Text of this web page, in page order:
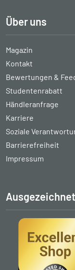
Über uns
Magazin
Kontakt
Bewertungen &
Studentenrabatt
Händleranfrage
Karriere
Soziale
Barrierefreiheit
Impressum
Ausgezeichnet